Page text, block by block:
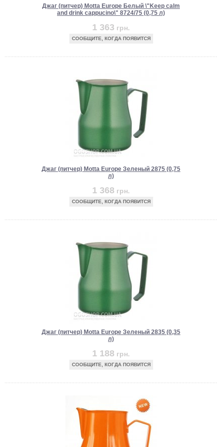
Джаг (питчер) Motta Europe Белый \"Keep calm
and drink cappucino\" 8724/75 (0,75 л)
1 363 грн.
СООБЩИТЕ, КОГДА ПОЯВИТСЯ
Джаг (питчер) Motta Europe Зеленый 2875 (0,75
л)
1 368 грн.
СООБЩИТЕ, КОГДА ПОЯВИТСЯ
Джаг (питчер) Motta Europe Зеленый 2835 (0,35
л)
1 188 грн.
СООБЩИТЕ, КОГДА ПОЯВИТСЯ